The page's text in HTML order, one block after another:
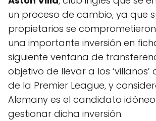
un proceso de cambio, ya que
propietarios se
una importante inversión en
siguiente ventana de
objetivo de llevar a los
de la Premier League, y
Alemany es el candidato
gestionar dicha inversión.